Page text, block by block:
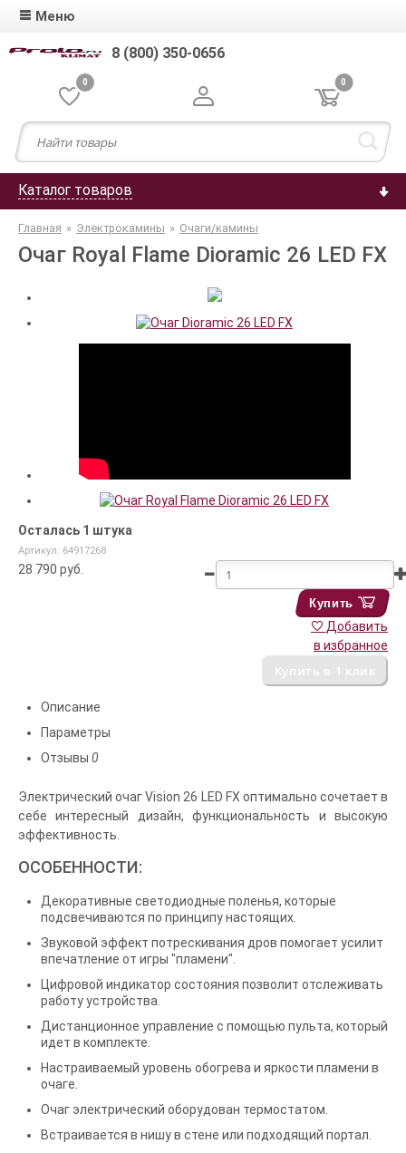
Меню
8 (800) 350-0656
0 0
Каталог товаров
Главная » Электрокамины » Очаги/камины
Очаг Royal Flame Dioramic 26 LED FX
Осталась 1 штука
Артикул: 64917268
28 790 руб.
Купить
Добавить
в избранное
Описание
Параметры
Отзывы 0
Электрический очаг Vision 26 LED FX оптимально сочетает в
себе интересный дизайн, функциональность и высокую
эффективность.
ОСОБЕННОСТИ:
Декоративные светодиодные поленья, которые
подсвечиваются по принципу настоящих.
Звуковой эффект потрескивания дров помогает усилит
впечатление от игры "пламени".
Цифровой индикатор состояния позволит отслеживать
работу устройства.
Дистанционное управление с помощью пульта, который
идет в комплекте.
Настраиваемый уровень обогрева и яркости пламени в
очаге.
Очаг электрический оборудован термостатом.
Встраивается в нишу в стене или подходящий портал.